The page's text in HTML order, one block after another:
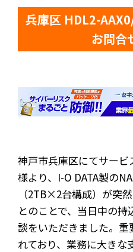
兵庫区 HDL2-
お問合
神戸市兵庫区にてサー
様より、I-O DATA製の
（2TB×2台構成）が突
とのことで、当日中の
談をいただきました。
れており、業務に大き